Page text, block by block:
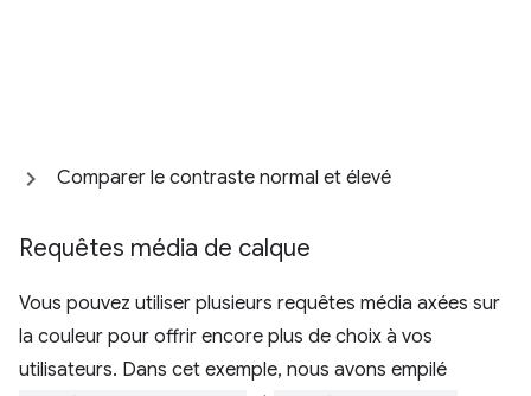
Comparer le contraste normal et élevé
Requêtes média de calque
Vous pouvez utiliser plusieurs requêtes média axées sur
la couleur pour offrir encore plus de choix à vos
utilisateurs. Dans cet exemple, nous avons empilé